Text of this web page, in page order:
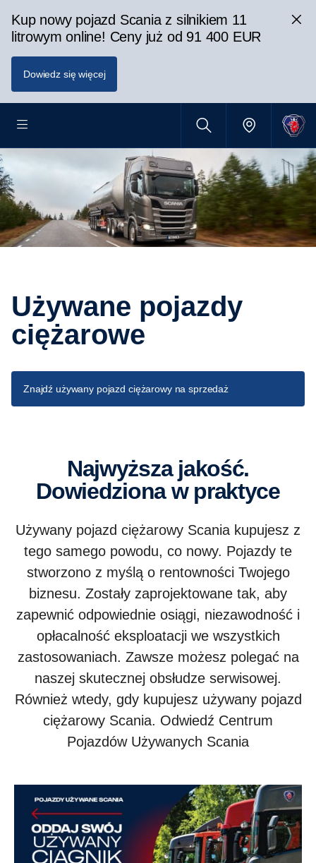
Kup nowy pojazd Scania z silnikiem 11
litrowym online! Ceny już od 91 400 EUR
Dowiedz się więcej
Używane pojazdy
ciężarowe
Znajdź używany pojazd ciężarowy na sprzedaż
Najwyższa jakość.
Dowiedziona w praktyce
Używany pojazd ciężarowy Scania kupujesz z
tego samego powodu, co nowy. Pojazdy te
stworzono z myślą o rentowności Twojego
biznesu. Zostały zaprojektowane tak, aby
zapewnić odpowiednie osiągi, niezawodność i
opłacalność eksploatacji we wszystkich
zastosowaniach. Zawsze możesz polegać na
naszej skutecznej obsłudze serwisowej.
Również wtedy, gdy kupujesz używany pojazd
ciężarowy Scania. Odwiedź Centrum
Pojazdów Używanych Scania